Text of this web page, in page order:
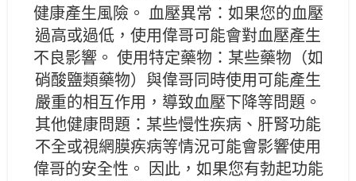
健康產生風險。 血壓異常：如果您的血壓
過高或過低，使用偉哥可能會對血壓產生
不良影響。 使用特定藥物：某些藥物（如
硝酸鹽類藥物）與偉哥同時使用可能產生
嚴重的相互作用，導致血壓下降等問題。
其他健康問題：某些慢性疾病、肝腎功能
不全或視網膜疾病等情況可能會影響使用
偉哥的安全性。 因此，如果您有勃起功能